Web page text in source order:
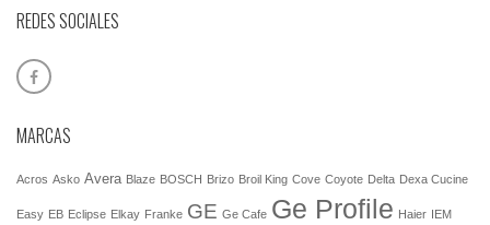
REDES SOCIALES
MARCAS
Acros Asko Avera Blaze BOSCH Brizo Broil King Cove Coyote Delta Dexa Cucine
Easy EB Eclipse Elkay Franke GE Ge Cafe Ge Profile Haier IEM